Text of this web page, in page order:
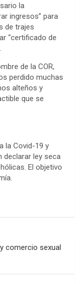
la
ingresos” para
de trajes
“certificado de
de la COR,
perdido muchas
alteños y
que se
la Covid-19 y
declarar ley seca
El objetivo
comercio sexual